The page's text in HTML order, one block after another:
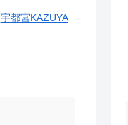
宇都宮KAZUYA